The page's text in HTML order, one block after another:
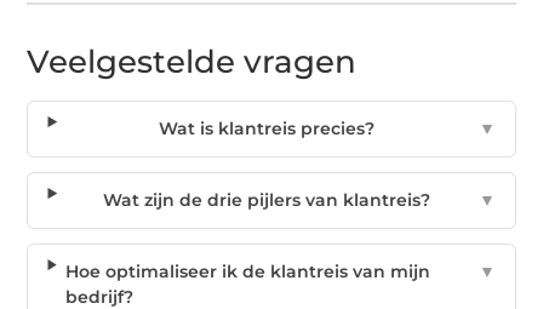
Veelgestelde vragen
Wat is klantreis precies? ▼
Wat zijn de drie pijlers van klantreis? ▼
Hoe optimaliseer ik de klantreis van mijn
bedrijf?
▼